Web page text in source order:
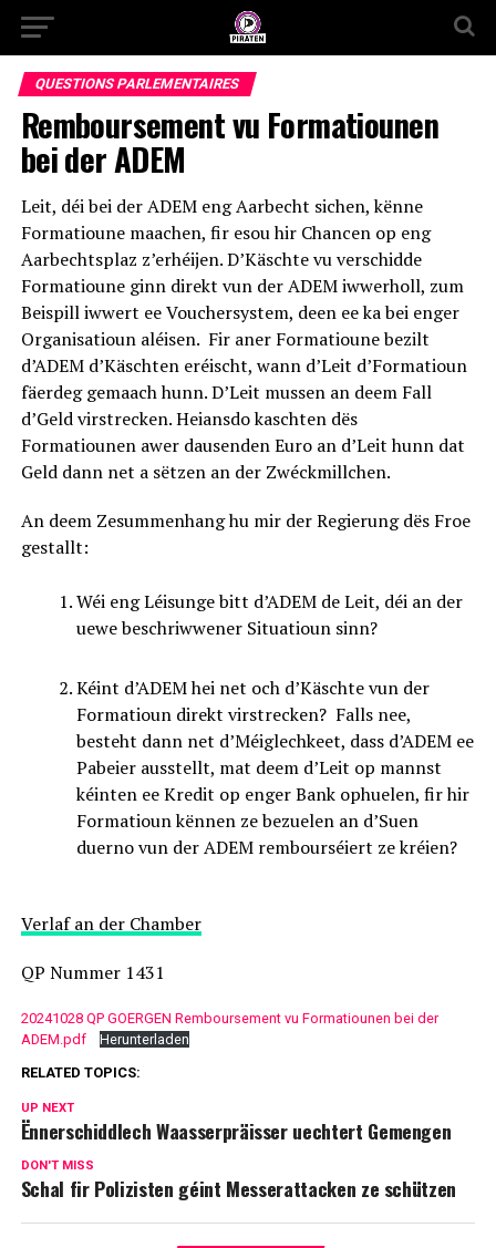
QUESTIONS PARLEMENTAIRES
Remboursement vu Formatiounen
bei der ADEM
Leit, déi bei der ADEM eng Aarbecht sichen, kënne
Formatioune maachen, fir esou hir Chancen op eng
Aarbechtsplaz z’erhéijen. D’Käschte vu verschidde
Formatioune ginn direkt vun der ADEM iwwerholl, zum
Beispill iwwert ee Vouchersystem, deen ee ka bei enger
Organisatioun aléisen. Fir aner Formatioune bezilt
d’ADEM d’Käschten eréischt, wann d’Leit d’Formatioun
fäerdeg gemaach hunn. D’Leit mussen an deem Fall
d’Geld virstrecken. Heiansdo kaschten dës
Formatiounen awer dausenden Euro an d’Leit hunn dat
Geld dann net a sëtzen an der Zwéckmillchen.
An deem Zesummenhang hu mir der Regierung dës Froe
gestallt:
Wéi eng Léisunge bitt d’ADEM de Leit, déi an der
uewe beschriwwener Situatioun sinn?
Kéint d’ADEM hei net och d’Käschte vun der
Formatioun direkt virstrecken? Falls nee,
besteht dann net d’Méiglechkeet, dass d’ADEM ee
Pabeier ausstellt, mat deem d’Leit op mannst
kéinten ee Kredit op enger Bank ophuelen, fir hir
Formatioun kënnen ze bezuelen an d’Suen
duerno vun der ADEM rembourséiert ze kréien?
Verlaf an der Chamber
QP Nummer 1431
20241028 QP GOERGEN Remboursement vu Formatiounen bei der
ADEM.pdf
Herunterladen
RELATED TOPICS:
UP NEXT
Ënnerschiddlech Waasserpräisser uechtert Gemengen
DON'T MISS
Schal fir Polizisten géint Messerattacken ze schützen